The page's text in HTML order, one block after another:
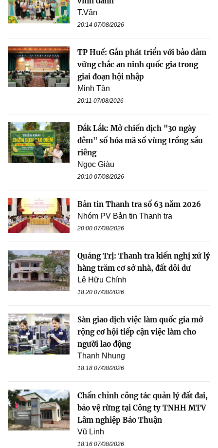
T.Vân
20:14 07/08/2026
TP Huế: Gắn phát triển với bảo đảm
vững chắc an ninh quốc gia trong
giai đoạn hội nhập
Minh Tân
20:11 07/08/2026
Đắk Lắk: Mở chiến dịch "30 ngày
đêm" số hóa mã số vùng trồng sầu
riêng
Ngọc Giàu
20:10 07/08/2026
Bản tin Thanh tra số 63 năm 2026
Nhóm PV Bản tin Thanh tra
20:00 07/08/2026
Quảng Trị: Thanh tra kiến nghị xử lý
hàng trăm cơ sở nhà, đất dôi dư
Lê Hữu Chính
18:20 07/08/2026
Sàn giao dịch việc làm quốc gia mở
rộng cơ hội tiếp cận việc làm cho
người lao động
Thanh Nhung
18:18 07/08/2026
Chấn chỉnh công tác quản lý đất đai,
bảo vệ rừng tại Công ty TNHH MTV
Lâm nghiệp Bảo Thuận
Vũ Linh
18:16 07/08/2026